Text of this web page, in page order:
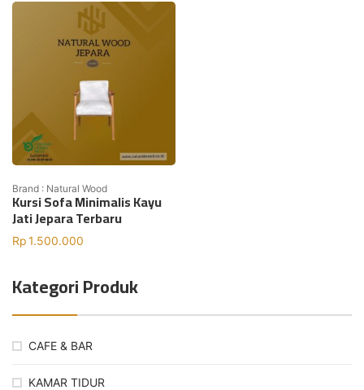
Kategori Produk
CAFE & BAR
KAMAR TIDUR
Brand : Natural Wood
Kursi Sofa Minimalis Kayu
Jati Jepara Terbaru
Rp1.500.000